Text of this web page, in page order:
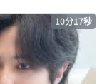
10分17秒